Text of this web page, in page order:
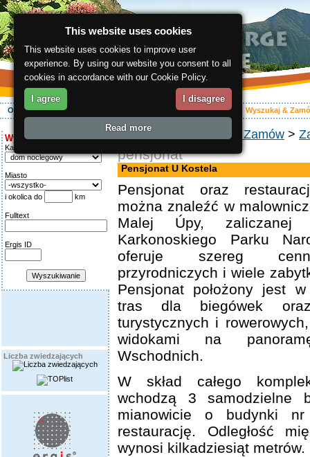
O regionie Aktywnie Zakwaterowanie Wyszukaj &
Wyszukiwanie:
Kategoria
Miasto
i okolica do km
Fulltext
Ergis ID
Liczba zwiedzających
ergis.cz Wyszukaj & Zamów >
pensjonat
Pensjonat U Kostela
Pensjonat oraz
można znaleźć w
Malej Úpy, zaliczanej
Karkonoskiego Parku
oferuje szereg
przyrodniczych i wiele
Pensjonat położony jest
tras dla biegówek
turystycznych i
widokami na
Wschodnich.
W skład całego
wchodzą 3 samodzielne
mianowicie o budynki
restaurację. Odległość
wynosi kilkadziesiąt metrów.
This website uses cookies
This website uses cookies to improve user
experience. By using our website you consent to all
cookies in accordance with our Cookie Policy.
I agree I disagree
Read more